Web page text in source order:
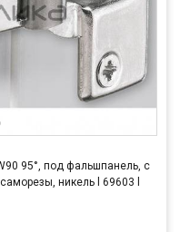
95°, под фальшпанель, с
никель l 69603 l